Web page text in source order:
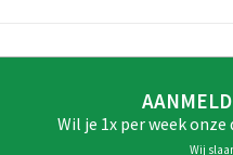
Wil je 1x per week
Wij